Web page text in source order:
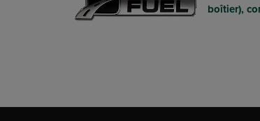
boîtier),